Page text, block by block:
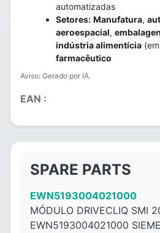
automatizadas
Setores: Manufatura,
aeroespacial,
indústria alimentícia
farmacêutico
Aviso: Gerado por IA.
EAN :
SPARE PARTS
EWN5193004021000
MÓDULO DRIVECLIQ SMI
EWN5193004021000